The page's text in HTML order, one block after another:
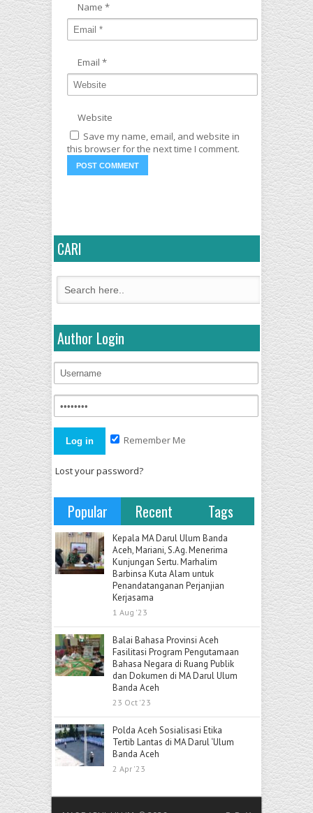
Name *
Email *
Website
Save my name, email, and website in
this browser for the next time I comment.
CARI
Author Login
Remember Me
Lost your password?
Popular Recent Tags
Kepala MA Darul Ulum Banda
Aceh, Mariani, S.Ag. Menerima
Kunjungan Sertu. Marhalim
Barbinsa Kuta Alam untuk
Penandatanganan Perjanjian
Kerjasama
1 Aug '23
Balai Bahasa Provinsi Aceh
Fasilitasi Program Pengutamaan
Bahasa Negara di Ruang Publik
dan Dokumen di MA Darul Ulum
Banda Aceh
23 Oct '23
Polda Aceh Sosialisasi Etika
Tertib Lantas di MA Darul ‘Ulum
Banda Aceh
2 Apr '23